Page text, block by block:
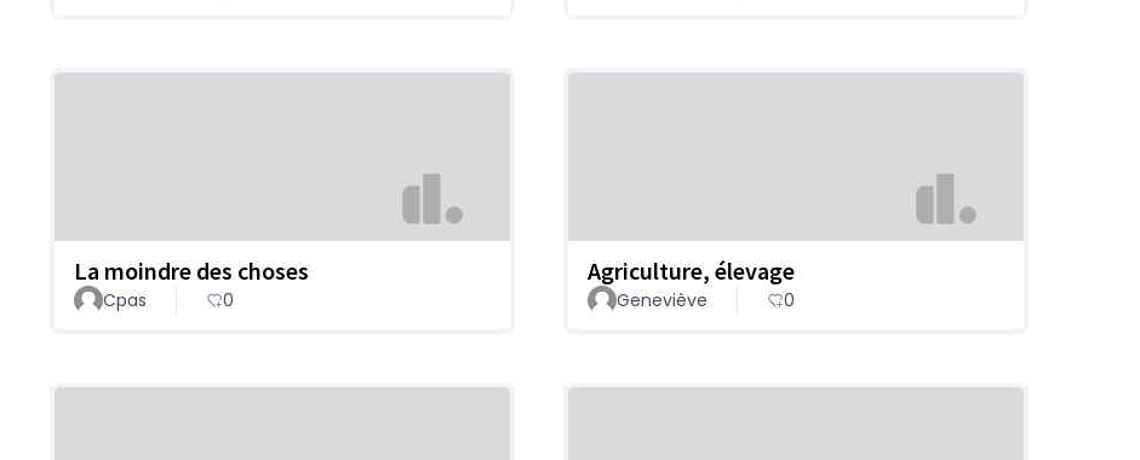
La moindre des choses
Cpas 0
Agriculture, élevage
Geneviève 0